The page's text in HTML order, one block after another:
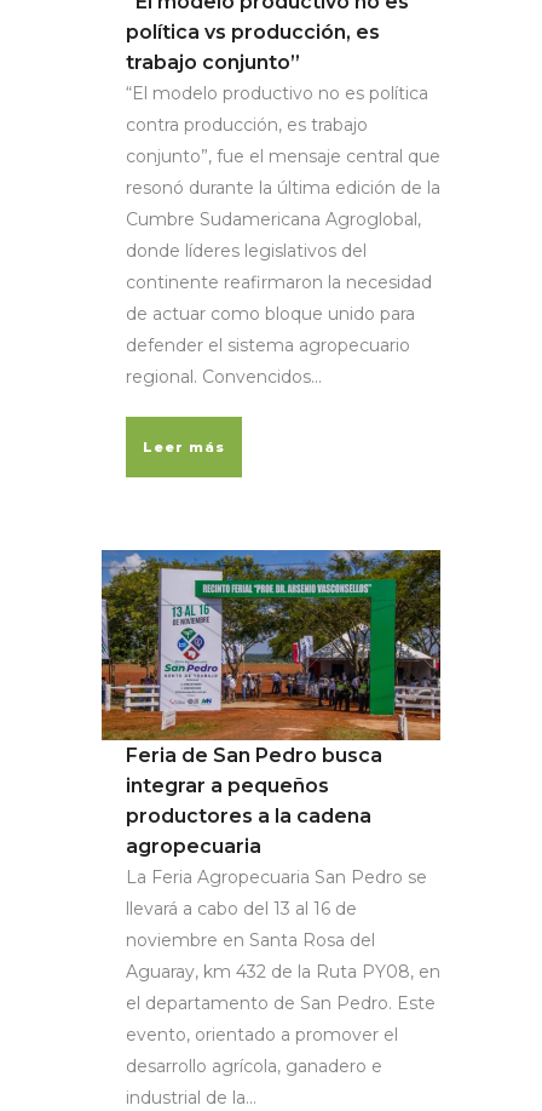
política vs producción, es
trabajo conjunto”
“El modelo productivo no es política
contra producción, es trabajo
conjunto”, fue el mensaje central que
resonó durante la última edición de la
Cumbre Sudamericana Agroglobal,
donde líderes legislativos del
continente reafirmaron la necesidad
de actuar como bloque unido para
defender el sistema agropecuario
regional. Convencidos...
Leer más
Feria de San Pedro busca
integrar a pequeños
productores a la cadena
agropecuaria
La Feria Agropecuaria San Pedro se
llevará a cabo del 13 al 16 de
noviembre en Santa Rosa del
Aguaray, km 432 de la Ruta PY08, en
el departamento de San Pedro. Este
evento, orientado a promover el
desarrollo agrícola, ganadero e
industrial de la...